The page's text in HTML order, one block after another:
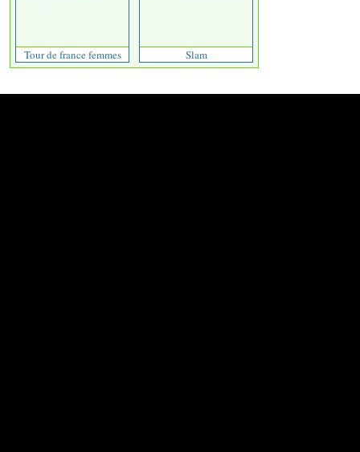
Tour de france femmes Slam